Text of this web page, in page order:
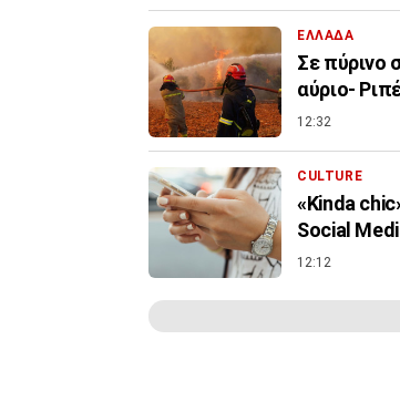
ΕΛΛΑΔΑ
Σε πύρινο
αύριο-
12:32
CULTURE
«Kinda
Social
12:12